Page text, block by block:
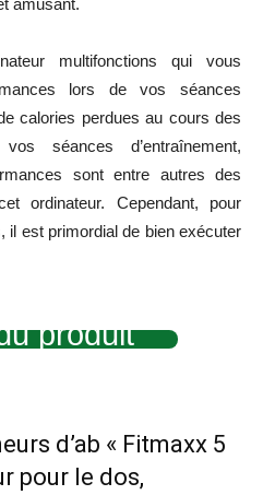
amusant.
multifonctions qui vous
lors de vos séances
calories perdues au cours des
séances d’entraînement,
sont entre autres des
ordinateur. Cependant, pour
il est primordial de bien exécuter
produit
d’ab « Fitmaxx 5
pour le dos,